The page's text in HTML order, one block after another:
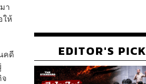
า
ให้
คดี
EDITOR'S PICK